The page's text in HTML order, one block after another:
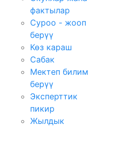
фактылар
Суроо - жооп
берүү
Көз караш
Сабак
Мектеп билим
берүү
Эксперттик
пикир
Жылдык